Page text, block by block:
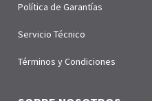
Política de Garantías
Servicio Técnico
Términos y Condiciones